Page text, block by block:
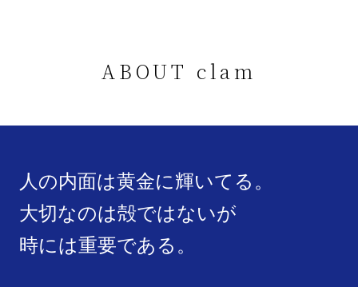
ABOUT clam
人の内面は黄金に輝いてる。
大切なのは殻ではないが
時には重要である。